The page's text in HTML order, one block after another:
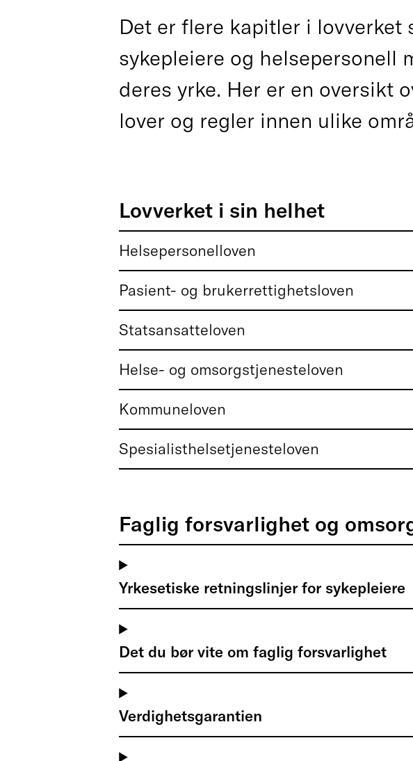
Det er flere kapitler i lovverket
sykepleiere og helsepersonell
deres yrke. Her er en oversikt
lover og regler innen ulike
Lovverket i sin helhet
Helsepersonelloven
Pasient- og brukerrettighetsloven
Statsansatteloven
Helse- og omsorgstjenesteloven
Kommuneloven
Spesialisthelsetjenesteloven
Faglig forsvarlighet og
Yrkesetiske retningslinjer for sykepleiere
Det du bør vite om faglig forsvarlighet
Verdighetsgarantien